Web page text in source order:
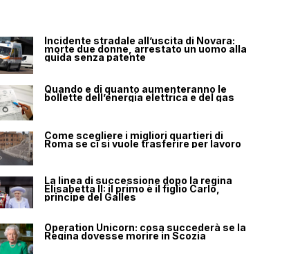
Incidente stradale all’uscita di Novara:
morte due donne, arrestato un uomo alla
guida senza patente
Quando e di quanto aumenteranno le
bollette dell’energia elettrica e del gas
Come scegliere i migliori quartieri di
Roma se ci si vuole trasferire per lavoro
La linea di successione dopo la regina
Elisabetta II: il primo è il figlio Carlo,
principe del Galles
Operation Unicorn: cosa succederà se la
Regina dovesse morire in Scozia